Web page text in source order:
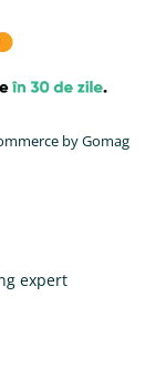
by Gomag